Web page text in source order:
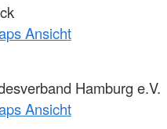
Ansicht
Hamburg e.V.
Ansicht